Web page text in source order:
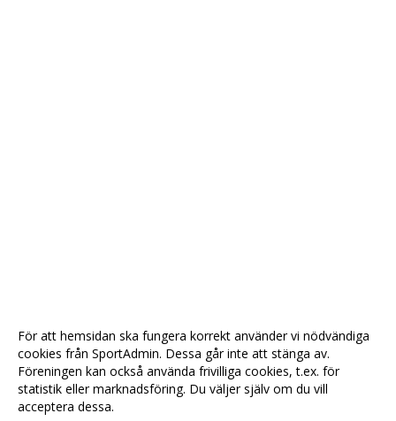
För att hemsidan ska fungera korrekt använder vi nödvändiga
cookies från SportAdmin. Dessa går inte att stänga av.
Föreningen kan också använda frivilliga cookies, t.ex. för
statistik eller marknadsföring. Du väljer själv om du vill
acceptera dessa.